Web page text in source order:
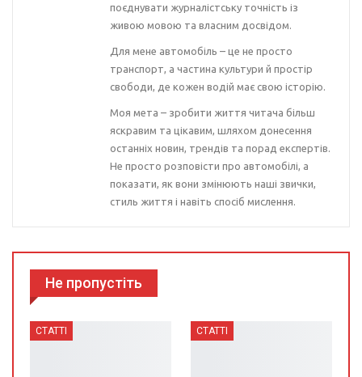
поєднувати журналістську точність із
живою мовою та власним досвідом.
Для мене автомобіль – це не просто
транспорт, а частина культури й простір
свободи, де кожен водій має свою історію.
Моя мета – зробити життя читача більш
яскравим та цікавим, шляхом донесення
останніх новин, трендів та порад експертів.
Не просто розповісти про автомобілі, а
показати, як вони змінюють наші звички,
стиль життя і навіть спосіб мислення.
Не пропустіть
СТАТТІ СТАТТІ